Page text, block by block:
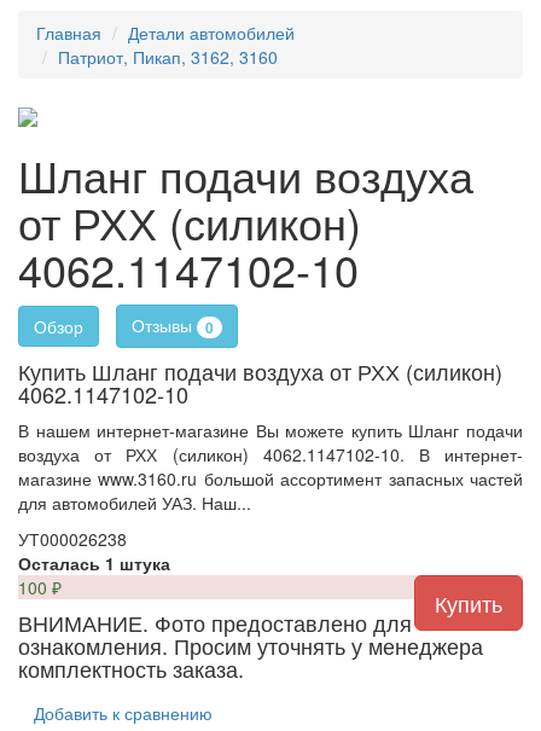
Главная
Детали автомобилей
Патриот, Пикап, 3162, 3160
Шланг подачи воздуха
от РХХ (силикон)
4062.1147102-10
Обзор Отзывы 0
Купить Шланг подачи воздуха от РХХ (силикон)
4062.1147102-10
В нашем интернет-магазине Вы можете купить Шланг подачи
воздуха от РХХ (силикон) 4062.1147102-10. В интернет-
магазине www.3160.ru большой ассортимент запасных частей
для автомобилей УАЗ. Наш...
УТ000026238
Осталась 1 штука
100 ₽
ВНИМАНИЕ. Фото предоставлено для
ознакомления. Просим уточнять у менеджера
комплектность заказа.
Добавить к сравнению